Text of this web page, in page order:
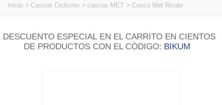
Inicio > Cascos Ciclismo > cascos MET > Casco Met Rivale
DESCUENTO ESPECIAL EN EL CARRITO EN CIENTOS
DE PRODUCTOS CON EL CÓDIGO: BIKUM